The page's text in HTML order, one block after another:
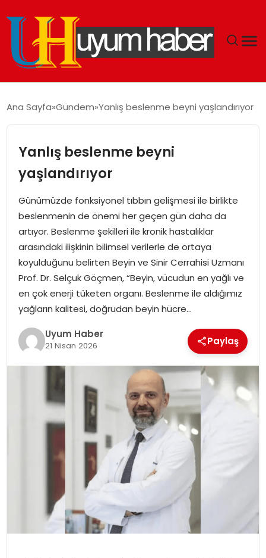
EKONOMI
SIYASET
SPOR
TEKNOLOJI
SAĞLIK
MAGAZIN
YAŞAM
Ana Sayfa Gündem Yanlış beslenme beyni yaşlandırıyor
Yanlış beslenme beyni
yaşlandırıyor
Günümüzde fonksiyonel tıbbın gelişmesi ile birlikte
beslenmenin de önemi her geçen gün daha da
artıyor. Beslenme şekilleri ile kronik hastalıklar
arasındaki ilişkinin bilimsel verilerle de ortaya
koyulduğunu belirten Beyin ve Sinir Cerrahisi Uzmanı
Prof. Dr. Selçuk Göçmen, “Beyin, vücudun en yağlı ve
en çok enerji tüketen organı. Beslenme ile aldığımız
yağların kalitesi, doğrudan beyin hücre…
Uyum Haber
21 Nisan 2026 Paylaş